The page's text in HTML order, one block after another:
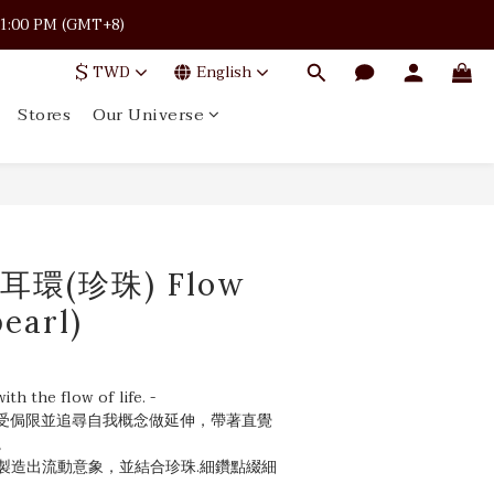
PM (GMT+8)
PM (GMT+8)
PM (GMT+8)
$ TWD English
Stores Our Universe
環(珍珠) Flow
the flow of life. -
侷限並追尋自我概念做延伸，帶著直覺
造出流動意象，並結合珍珠.細鑽點綴細